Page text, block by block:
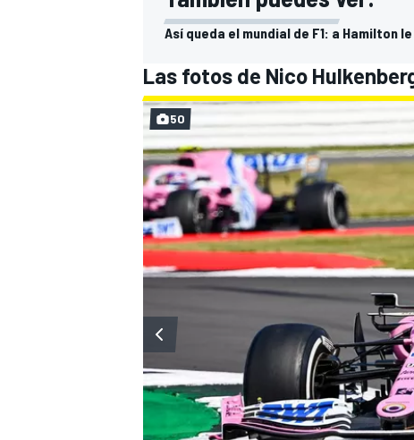
Así queda el mundial de F1: a Hamilton
Las fotos de Nico
50